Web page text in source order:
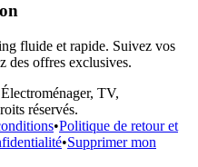
fluide et rapide. Suivez vos
des offres exclusives.
TV,
réservés.
•Politique de retour et
•Supprimer mon